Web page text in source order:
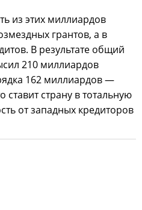
из этих миллиардов
грантов, а в
В результате общий
210 миллиардов
162 миллиардов —
страну в тотальную
от западных кредиторов